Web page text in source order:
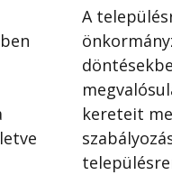
A
kereteit